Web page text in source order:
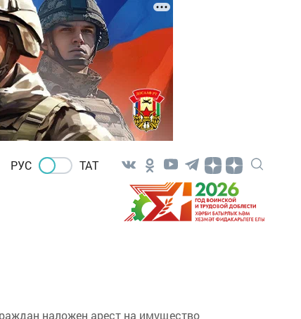
РУС ТАТ
наложен арест на имущество